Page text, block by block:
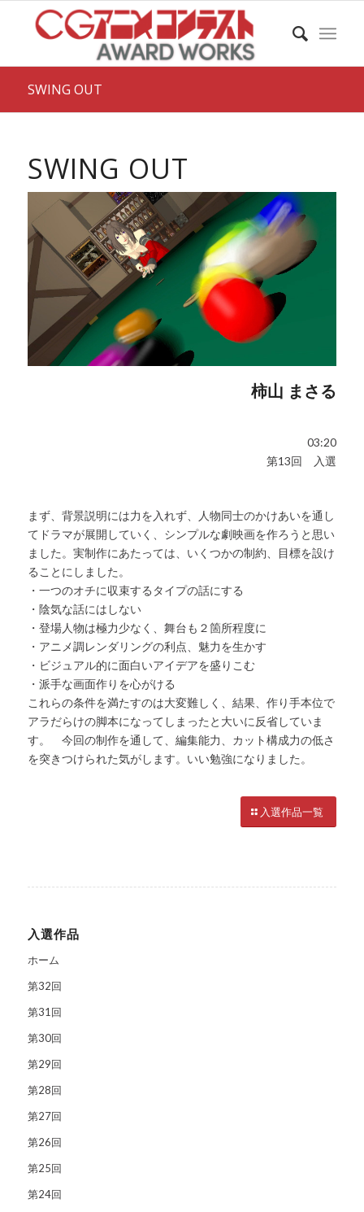
SWING OUT
SWING OUT
柿山 まさる
03:20
第13回 入選
まず、背景説明には力を入れず、人物同士のかけあいを通し
てドラマが展開していく、シンプルな劇映画を作ろうと思い
ました。実制作にあたっては、いくつかの制約、目標を設け
ることにしました。
・一つのオチに収束するタイプの話にする
・陰気な話にはしない
・登場人物は極力少なく、舞台も２箇所程度に
・アニメ調レンダリングの利点、魅力を生かす
・ビジュアル的に面白いアイデアを盛りこむ
・派手な画面作りを心がける
これらの条件を満たすのは大変難しく、結果、作り手本位で
アラだらけの脚本になってしまったと大いに反省していま
す。 今回の制作を通して、編集能力、カット構成力の低さ
を突きつけられた気がします。いい勉強になりました。
入選作品一覧
入選作品
ホーム
第32回
第31回
第30回
第29回
第28回
第27回
第26回
第25回
第24回